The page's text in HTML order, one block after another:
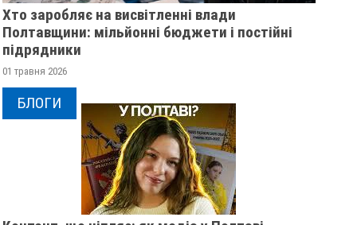
Хто заробляє на висвітленні влади
Полтавщини: мільйонні бюджети і постійні
підрядники
01 травня 2026
БЛОГИ